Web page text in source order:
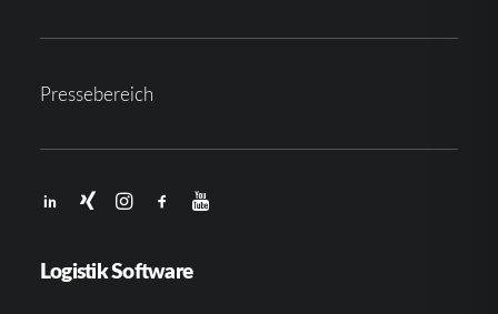
Pressebereich
Logistik Software